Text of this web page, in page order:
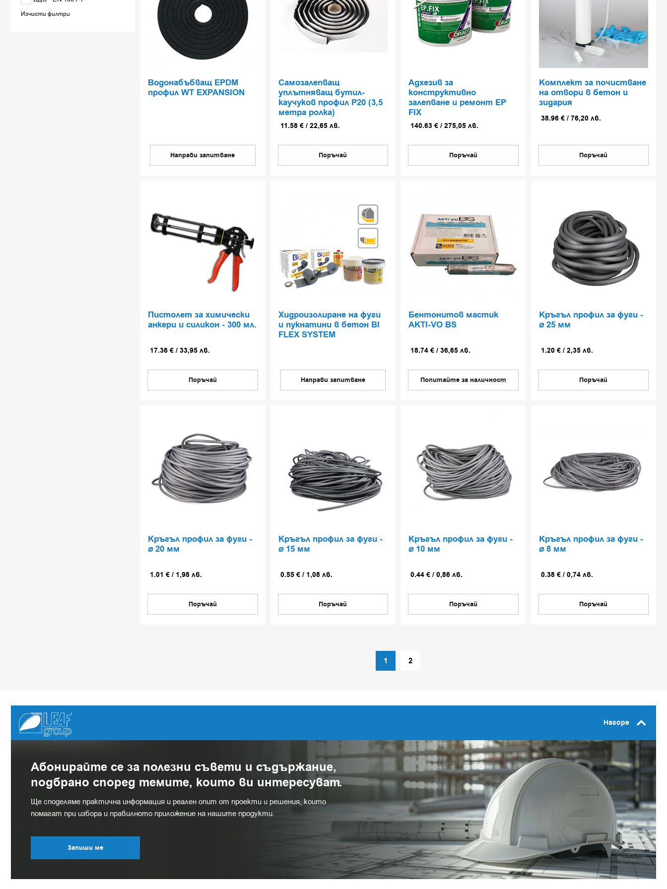
Изчисти филтри
Водонабъбващ EPDM
профил WT EXPANSION
Направи запитване
Самозалепващ
уплътняващ бутил-
каучуков профил P20 (3,5
метра ролка)
11.58 € / 22,65 лв.
Поръчай
Адхезив за
конструктивно
залепване и ремонт EP
FIX
140.63 € / 275,05 лв.
Поръчай
Комплект за почистване
на отвори в бетон и
зидария
38.96 € / 76,20 лв.
Поръчай
Пистолет за химически
анкери и силикон - 300 мл.
17.36 € / 33,95 лв.
Поръчай
Хидроизолиране на фуги
и пукнатини в бетон BI
FLEX SYSTEM
Направи запитване
Бентонитов мастик
AKTI-VO BS
18.74 € / 36,65 лв.
Попитайте за наличност
Кръгъл профил за фуги -
⌀ 25 мм
1.20 € / 2,35 лв.
Поръчай
Кръгъл профил за фуги -
⌀ 20 мм
1.01 € / 1,98 лв.
Поръчай
Кръгъл профил за фуги -
⌀ 15 мм
0.55 € / 1,08 лв.
Поръчай
Кръгъл профил за фуги -
⌀ 10 мм
0.44 € / 0,86 лв.
Поръчай
Кръгъл профил за фуги -
⌀ 8 мм
0.38 € / 0,74 лв.
Поръчай
1 2
Нагоре
Абонирайте се за полезни съвети и съдържание,
подбрано според темите, които ви интересуват.
Ще споделяме практична информация и реален опит от проекти и решения, които
помагат при избора и правилното приложение на нашите продукти.
Запиши ме